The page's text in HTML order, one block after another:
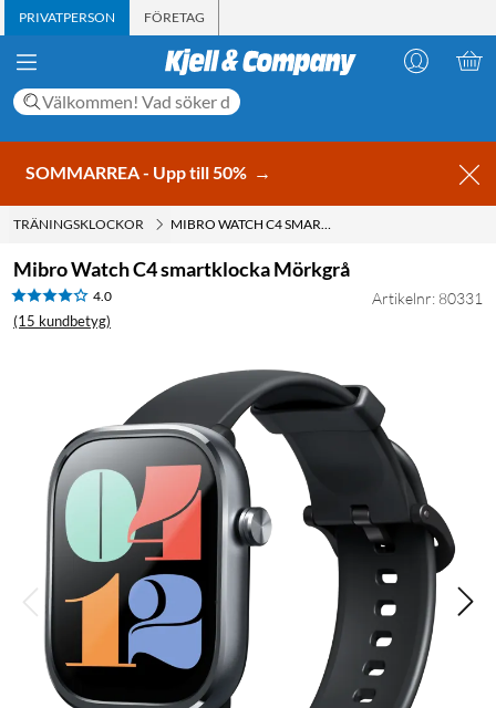
PRIVATPERSON FÖRETAG
SOMMARREA - Upp till 50% →
TRÄNINGSKLOCKOR MIBRO WATCH C4 SMARTKLOCKA MÖRKGRÅ
Mibro Watch C4 smartklocka Mörkgrå
4.0
(15 kundbetyg)
Artikelnr: 80331